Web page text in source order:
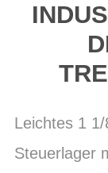
Leichtes 1
Steuerlager